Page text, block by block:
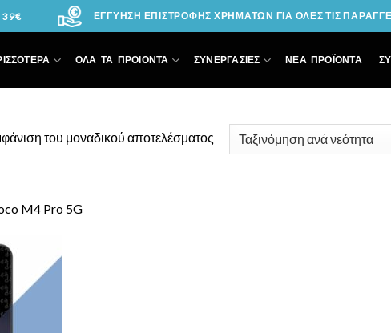
ΕΓΓΥΗΣΗ ΕΠΙΣΤΡΟΦΗΣ ΧΡΗΜΑΤΩΝ ΓΙΑ ΟΛΕΣ ΤΙΣ
ΟΛΑ ΤΑ ΠΡΟΙΟΝΤΑ ΣΥΝΕΡΓΑΣΙΕΣ ΝΕΑ ΠΡΟΪΟΝΤΑ
του μοναδικού αποτελέσματος
M4 Pro 5G
Add to
Wishlist